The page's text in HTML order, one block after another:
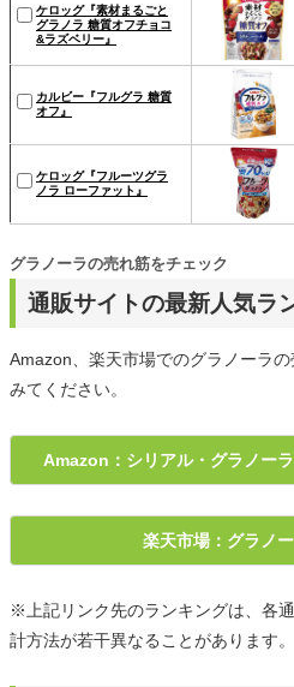
ケロッグ『素材まるごと
グラノラ 糖質オフチョコ
&ラズベリー』
カルビー『フルグラ 糖質
オフ』
ケロッグ『フルーツグラ
ノラ ローファット』
通販サイトの最新人気ラ
グラノーラの売れ筋をチェック
Amazon、楽天市場でのグラノーラ
みてください。
Amazon：シリアル・グラノー
楽天市場：グラノ
※上記リンク先のランキングは、各
計方法が若干異なることがあります。